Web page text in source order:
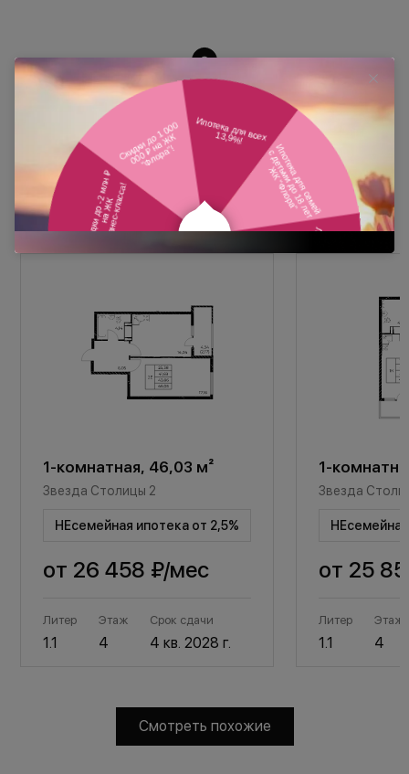
Похожие планировки
1-комнатная, 46,03 м²
Звезда Столицы 2
НЕсемейная ипотека от 2,5%
от 26 458 ₽/мес
Литер
1.1
Этаж
4
Срок сдачи
4 кв. 2028 г.
1-
Звезда
от 25
Литер
1.1
Этаж
4
Смотреть похожие